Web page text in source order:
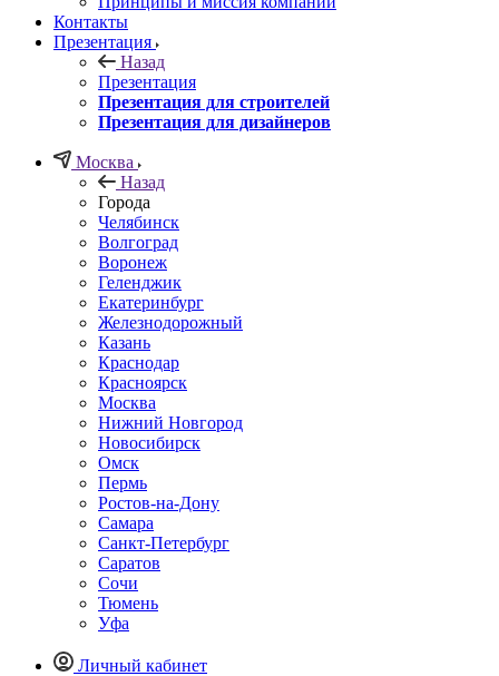
Контакты
Презентация
Назад
Презентация
Презентация для строителей
Презентация для дизайнеров
Москва
Назад
Города
Челябинск
Волгоград
Воронеж
Геленджик
Екатеринбург
Железнодорожный
Казань
Краснодар
Красноярск
Москва
Нижний Новгород
Новосибирск
Омск
Пермь
Ростов-на-Дону
Самара
Санкт-Петербург
Саратов
Сочи
Тюмень
Уфа
Личный кабинет